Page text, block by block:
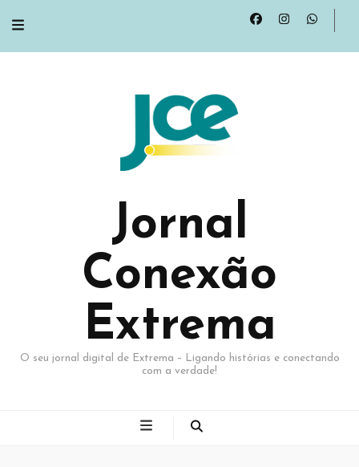
Jornal
Conexão
Extrema
O seu jornal digital de Extrema – Ligando histórias e conectando
com a verdade!